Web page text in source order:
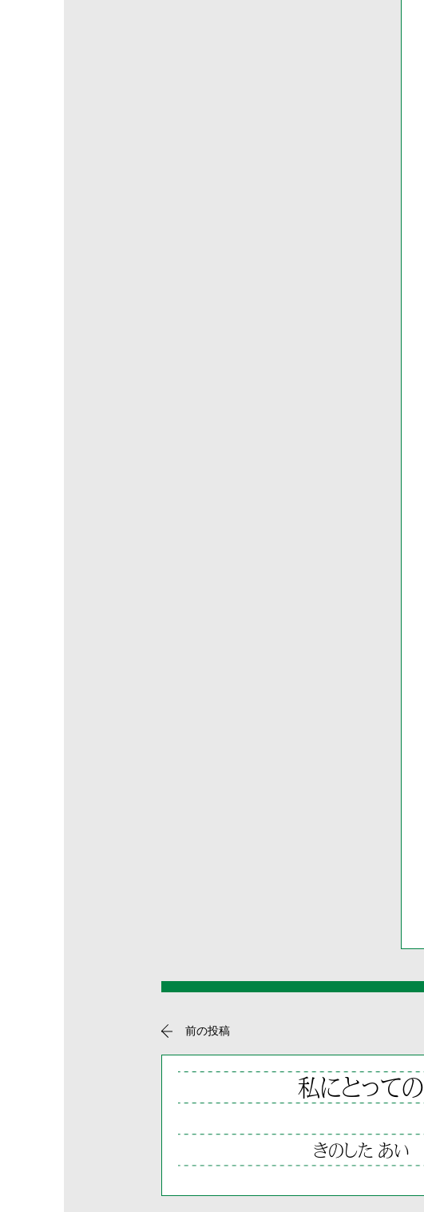
前の投稿
私にとっての
きのした あい